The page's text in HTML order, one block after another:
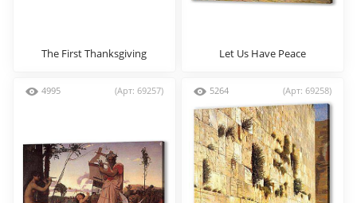
The First Thanksgiving Let Us Have Peace
4995 (Арт: 69257) 5264 (Арт: 69258)